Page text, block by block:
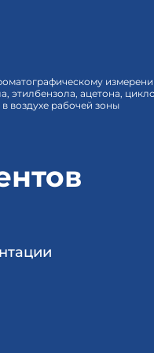
этилбензола, ацетона,
воздухе рабочей зоны